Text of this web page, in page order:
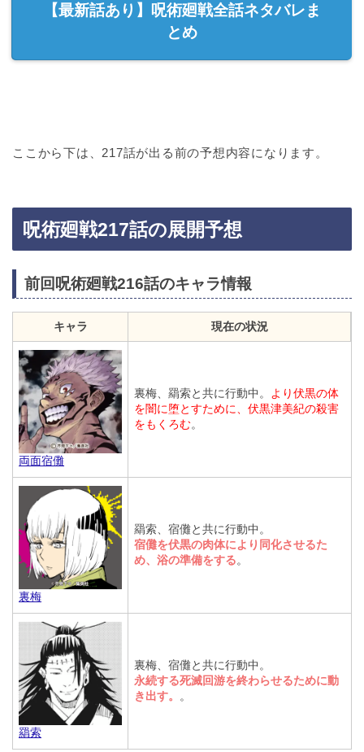
【最新話あり】呪術廻戦全話ネタバレま
とめ
ここから下は、217話が出る前の予想内容になります。
呪術廻戦217話の展開予想
前回呪術廻戦216話のキャラ情報
キャラ 現在の状況
両面宿儺
裏梅、羂索と共に行動中。
より伏黒の体
を闇に堕とすために、伏黒津美紀の殺害
をもくろむ。
裏梅
羂索、宿儺と共に行動中。
宿儺を伏黒の肉体により同化させるた
め、浴の準備をする。
羂索
裏梅、宿儺と共に行動中。
永続する死滅回游を終わらせるために動
き出す。
。